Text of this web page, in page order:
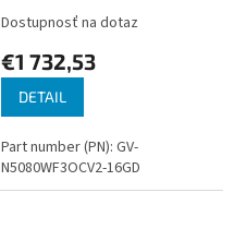
16G/OC/16GB/GDDR7
Dostupnosť na dotaz
€1 732,53
DETAIL
Part number (PN): GV-
N5080WF3OCV2-16GD